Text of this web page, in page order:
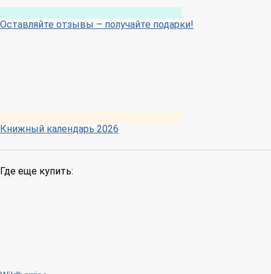
Оставляйте отзывы – получайте подарки!
Книжный календарь 2026
Где еще купить: